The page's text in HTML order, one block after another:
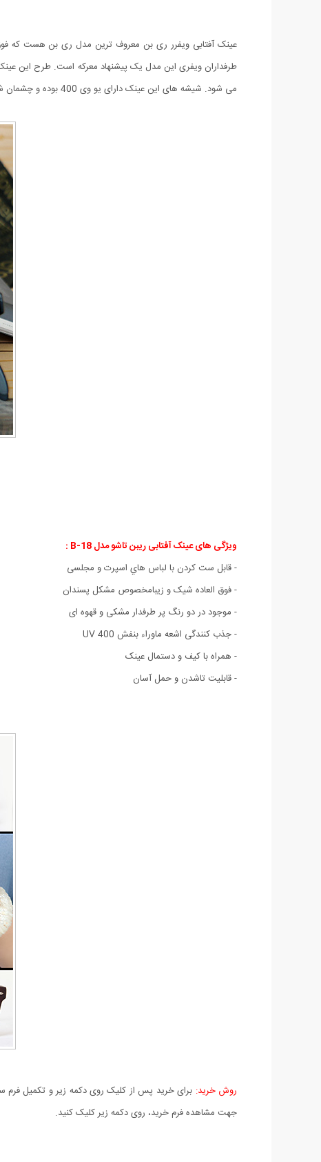
عینک آفتابی ویفرر ری بن معروف ترین مدل ری بن هست که
طرفداران ویفری این مدل یک پیشنهاد معرکه است. طرح این
می شود. شیشه های این عینک دارای یو وی 400 بوده و چشمان شما را در برابر اشعه مضر آفتاب محافظت می کند.
ویژگی های عینک آفتابی ریبن تاشو مدل B-18 :
- قابل ست كردن با لباس هاي اسپرت و مجلسی
- فوق العاده شیک و زیبامخصوص مشکل پسندان
- موجود در دو رنگ پر طرفدار مشکی و قهوه ای
- جذب کنندگی اشعه ماوراء بنفش UV 400
- همراه با کیف و دستمال عینک
- قابلیت تاشدن و حمل آسان
روش خرید: برای خرید پس از کلیک روی دکمه زیر و تکمیل فرم
جهت مشاهده فرم خرید، روی دکمه زیر کلیک کنید.